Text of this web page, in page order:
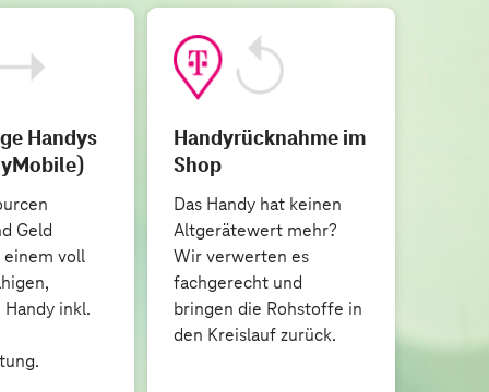
Handys
Geld
einem voll
inkl.
Handyrücknahme im
Shop
Das Handy hat keinen
Altgerätewert mehr?
Wir verwerten es
fachgerecht und
bringen die Rohstoffe in
den Kreislauf zurück.